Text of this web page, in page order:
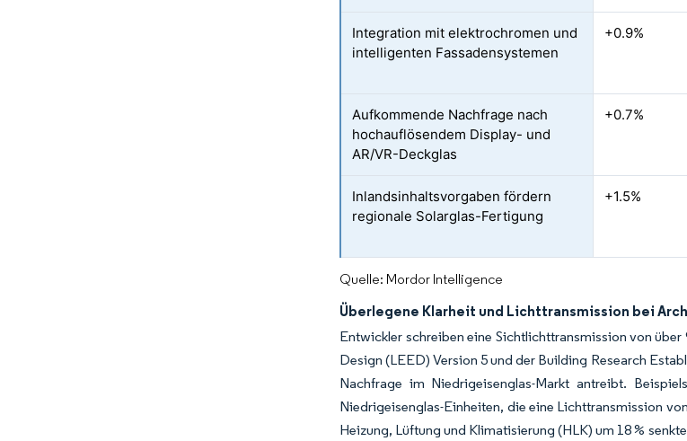
Integration mit elektrochromen und
intelligenten Fassadensystemen
+0.9%
Aufkommende Nachfrage nach
hochauflösendem Display- und
AR/VR-Deckglas
+0.7%
Inlandsinhaltsvorgaben fördern
regionale Solarglas-Fertigung
+1.5%
Quelle: Mordor Intelligence
Überlegene Klarheit und Lichttransmission bei
Entwickler schreiben eine Sichtlichttransmission von
Design (LEED) Version 5 und der Building Research
Nachfrage im Niedrigeisenglas-Markt antreibt.
Niedrigeisenglas-Einheiten, die eine Lichttransmission
Heizung, Lüftung und Klimatisierung (HLK) um 18 % senkte